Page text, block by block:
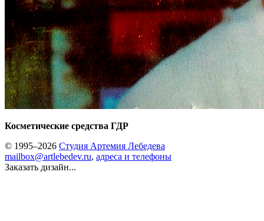
Косметические средства ГДР
© 1995–2026 Студия Артемия Лебедева
mailbox@artlebedev.ru, адреса и телефоны
Заказать дизайн...